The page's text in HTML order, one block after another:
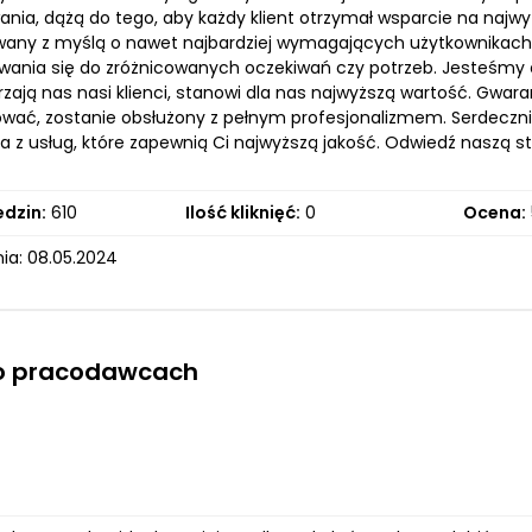
dążą do tego, aby każdy klient otrzymał wsparcie na
z myślą o nawet najbardziej wymagających
się do zróżnicowanych oczekiwań czy potrzeb.
nas nasi klienci, stanowi dla nas najwyższą wartość.
zostanie obsłużony z pełnym profesjonalizmem.
z usług, które zapewnią Ci najwyższą jakość. Odwiedź
610 Ilość kliknięć: 0 Ocena:
08.05.2024
pracodawcach